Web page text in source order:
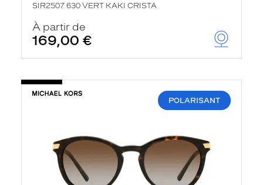
SIR2507 630 VERT KAKI CRISTA
À partir de
169,00 €
POLARISANT